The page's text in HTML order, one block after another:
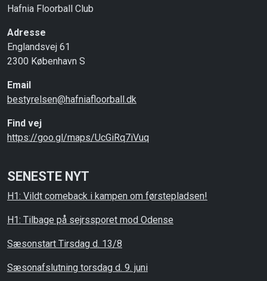
Hafnia Floorball Club
Adresse
Englandsvej 61
2300 København S
Email
bestyrelsen@hafniafloorball.dk
Find vej
https://goo.gl/maps/UcGiRq7iVuq
SENESTE NYT
H1: Vildt comeback i kampen om førstepladsen!
H1: Tilbage på sejrssporet mod Odense
Sæsonstart Tirsdag d. 13/8
Sæsonafslutning torsdag d. 9. juni